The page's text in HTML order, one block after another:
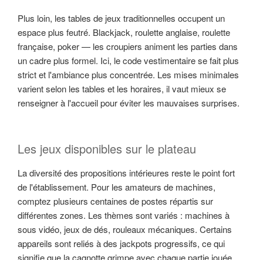
Plus loin, les tables de jeux traditionnelles occupent un
espace plus feutré. Blackjack, roulette anglaise, roulette
française, poker — les croupiers animent les parties dans
un cadre plus formel. Ici, le code vestimentaire se fait plus
strict et l'ambiance plus concentrée. Les mises minimales
varient selon les tables et les horaires, il vaut mieux se
renseigner à l'accueil pour éviter les mauvaises surprises.
Les jeux disponibles sur le plateau
La diversité des propositions intérieures reste le point fort
de l'établissement. Pour les amateurs de machines,
comptez plusieurs centaines de postes répartis sur
différentes zones. Les thèmes sont variés : machines à
sous vidéo, jeux de dés, rouleaux mécaniques. Certains
appareils sont reliés à des jackpots progressifs, ce qui
signifie que la cagnotte grimpe avec chaque partie jouée